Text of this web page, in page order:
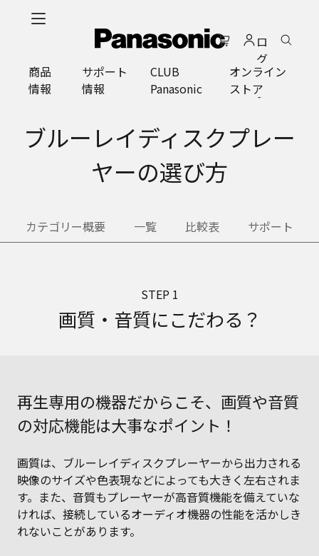
ロ
グ
イ
ン
商品
情報
サポート
情報
CLUB
Panasonic
オンライン
ストア
ブルーレイディスクプレー
ヤーの選び方
カテゴリー概要 一覧 比較表 サポート
STEP 1
画質・音質にこだわる？
再生専用の機器だからこそ、画質や音質
の対応機能は大事なポイント！
画質は、ブルーレイディスクプレーヤーから出力される
映像のサイズや色表現などによっても大きく左右されま
す。また、音質もプレーヤーが高音質機能を備えていな
ければ、接続しているオーディオ機器の性能を活かしき
れないことがあります。